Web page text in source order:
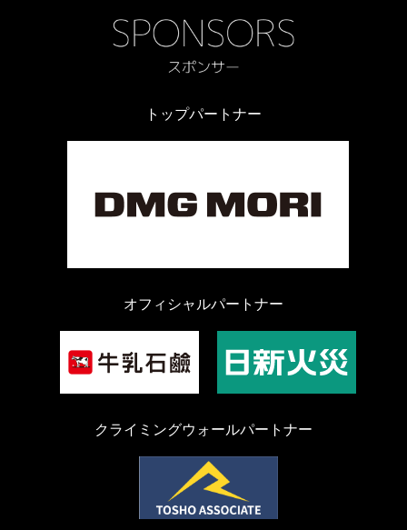
トップパートナー
オフィシャルパートナー
クライミングウォールパートナー